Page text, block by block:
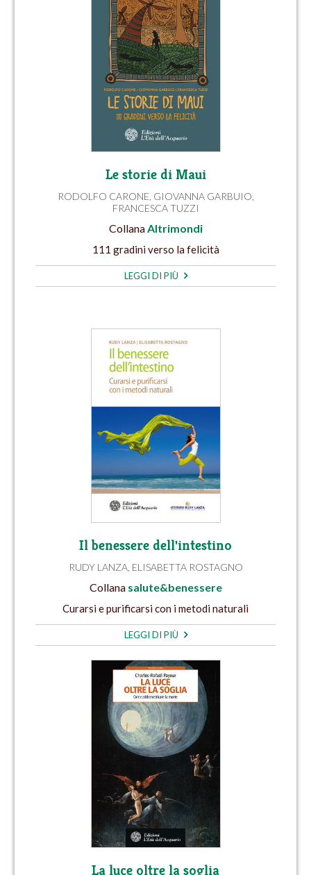
Le storie di Maui
RODOLFO CARONE GIOVANNA GARBUIO
FRANCESCA TUZZI
CollanaAltrimondi
111 gradini verso la felicità
LEGGI DI PIÙ
Il benessere dell'intestino
RUDY LANZA, ELISABETTA ROSTAGNO
Collana salute&benessere
Curarsi e purificarsi con i metodi naturali
LEGGI DI PIÙ
La luce oltre la soglia